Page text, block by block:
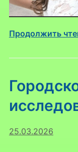
Продолжить
25.03.2026